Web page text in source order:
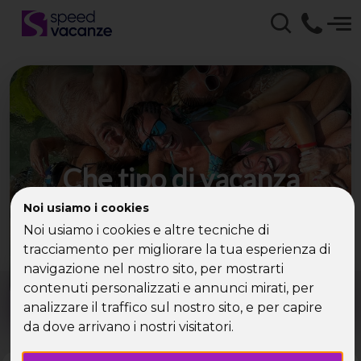
Noi usiamo i cookies
Noi usiamo i cookies e altre tecniche di
tracciamento per migliorare la tua esperienza di
navigazione nel nostro sito, per mostrarti
contenuti personalizzati e annunci mirati, per
analizzare il traffico sul nostro sito, e per capire
da dove arrivano i nostri visitatori.
Che tipo di vacanza
cerchi?
Scegli la tua destinazione tra le diverse proposte
di Speed Vacanze®
Dove? Quando?
Tutto l'anno